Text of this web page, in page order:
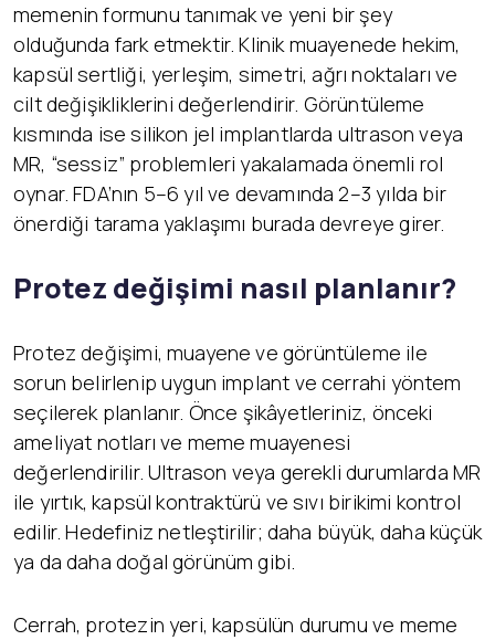
memenin formunu tanımak ve yeni bir şey
olduğunda fark etmektir. Klinik muayenede hekim,
kapsül sertliği, yerleşim, simetri, ağrı noktaları ve
cilt değişikliklerini değerlendirir. Görüntüleme
kısmında ise silikon jel implantlarda ultrason veya
MR, “sessiz” problemleri yakalamada önemli rol
oynar. FDA’nın 5–6 yıl ve devamında 2–3 yılda bir
önerdiği tarama yaklaşımı burada devreye girer.
Protez değişimi nasıl planlanır?
Protez değişimi, muayene ve görüntüleme ile
sorun belirlenip uygun implant ve cerrahi yöntem
seçilerek planlanır. Önce şikâyetleriniz, önceki
ameliyat notları ve meme muayenesi
değerlendirilir. Ultrason veya gerekli durumlarda MR
ile yırtık, kapsül kontraktürü ve sıvı birikimi kontrol
edilir. Hedefiniz netleştirilir; daha büyük, daha küçük
ya da daha doğal görünüm gibi.
Cerrah, protezin yeri, kapsülün durumu ve meme